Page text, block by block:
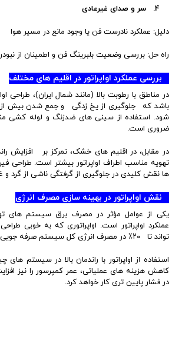
4. سر و صدای غیرعادی
دلیل: عملکرد نادرست فن یا وجود مانع در مسیر هوا
راه حل: بررسی وضعیت بلبرینگ فن و اطمینان از
بررسی عملکرد اواپراتور در اقلیم های مختلف
در مناطق با رطوبت بالا (مانند شمال ایران)، طراحی
باشد که جلوگیری از یخ زدگی و جمع شدن بیش
شود. استفاده از سینی های ضدزنگ و لوله کشی
ضروری است.
در مقابل، در اقلیم های خشک، تمرکز بر افزایش
تهویه مناسب اطراف اواپراتور بیشتر است. طراحی
ها نقش کلیدی در جلوگیری از گرفتگی ناشی از گرد و
نقش اواپراتور در بهینه سازی مصرف انرژی
یکی از عوامل مؤثر در مصرف برق سیستم های
عملکرد اواپراتور است. اواپراتوری که به خوبی
تواند تا ۲۰٪ در مصرف انرژی کل سیستم صرفه جویی ایجاد کند.
استفاده از اواپراتور با راندمان بالا در سیستم های
کاهش هزینه های عملیاتی، عمر کمپرسور را نیز
در فشار پایین تری کار خواهد کرد.